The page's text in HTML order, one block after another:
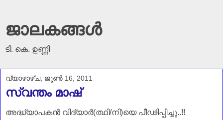
ജാലകങ്ങൾ
ടി. കെ. ഉണ്ണി
വ്യാഴാഴ്‌ച, ജൂൺ 16, 2011
സ്വന്തം മാഷ്
അദ്ധ്യാപകൻ വിദ്യാർ(ത്ഥി/നി)യെ പീഢിപ്പിച്ചു..!!